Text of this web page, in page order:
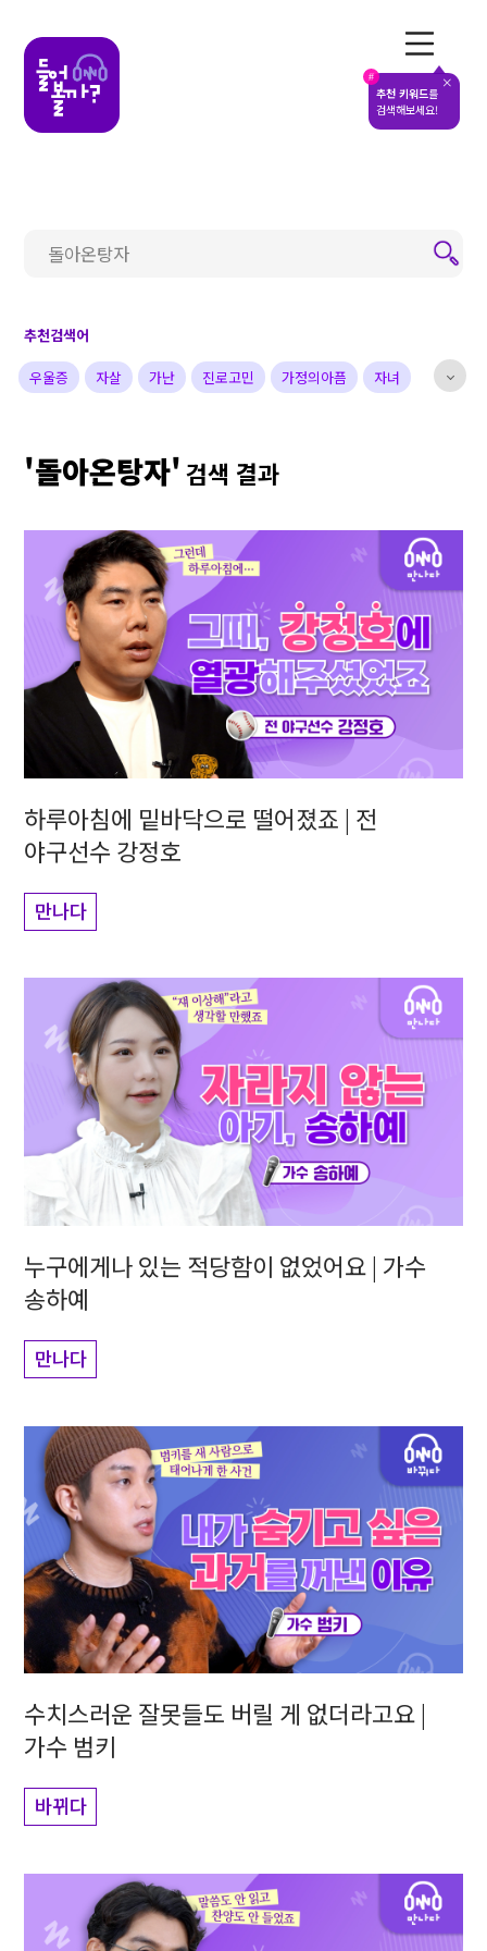
#
추천 키워드를
검색해보세요!
추천검색어
우울증 자살 가난 진로고민 가정의아픔 자녀
선한영향력 예술&영감 돌아온탕자
'돌아온탕자'검색 결과
하루아침에 밑바닥으로 떨어졌죠 | 전
야구선수 강정호
만나다
누구에게나 있는 적당함이 없었어요 | 가수
송하예
만나다
수치스러운 잘못들도 버릴 게 없더라고요 |
가수 범키
바뀌다